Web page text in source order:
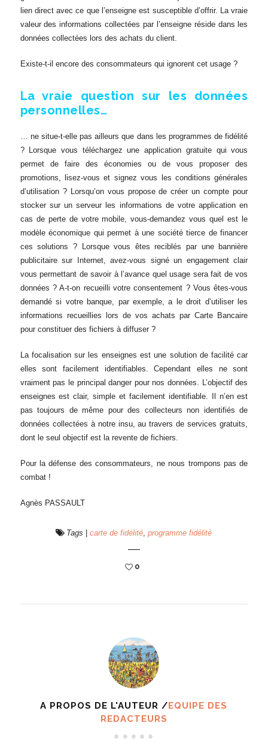
lien direct avec ce que l’enseigne est susceptible d’offrir. La vraie
valeur des informations collectées par l’enseigne réside dans les
données collectées lors des achats du client.
Existe-t-il encore des consommateurs qui ignorent cet usage ?
La vraie question sur les données
personnelles…
… ne situe-t-elle pas ailleurs que dans les programmes de fidélité
? Lorsque vous téléchargez une application gratuite qui vous
permet de faire des économies ou de vous proposer des
promotions, lisez-vous et signez vous les conditions générales
d’utilisation ? Lorsqu’on vous propose de créer un compte pour
stocker sur un serveur les informations de votre application en
cas de perte de votre mobile, vous-demandez vous quel est le
modèle économique qui permet à une société tierce de financer
ces solutions ? Lorsque vous êtes reciblés par une bannière
publicitaire sur Internet, avez-vous signé un engagement clair
vous permettant de savoir à l’avance quel usage sera fait de vos
données ? A-t-on recueilli votre consentement ? Vous êtes-vous
demandé si votre banque, par exemple, a le droit d’utiliser les
informations recueillies lors de vos achats par Carte Bancaire
pour constituer des fichiers à diffuser ?
La focalisation sur les enseignes est une solution de facilité car
elles sont facilement identifiables. Cependant elles ne sont
vraiment pas le principal danger pour nos données. L’objectif des
enseignes est clair, simple et facilement identifiable. Il n’en est
pas toujours de même pour des collecteurs non identifiés de
données collectées à notre insu, au travers de services gratuits,
dont le seul objectif est la revente de fichiers.
Pour la défense des consommateurs, ne nous trompons pas de
combat !
Agnès PASSAULT
Tags |carte de fidélité,programme fidélité
0
A PROPOS DE L'AUTEUR /EQUIPE DES
REDACTEURS